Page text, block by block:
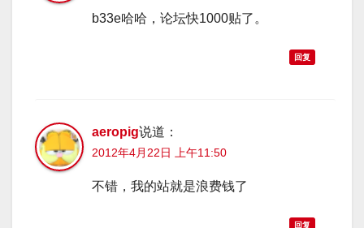
b33e哈哈，论坛快1000贴了。
回复
aeropig说道：
2012年4月22日 上午11:50
不错，我的站就是浪费钱了
回复